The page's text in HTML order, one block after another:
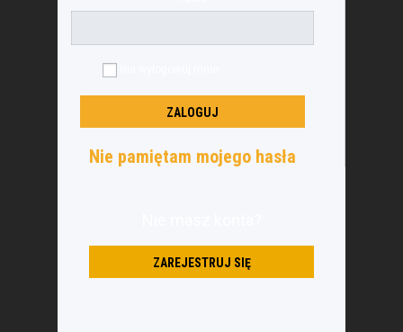
Nie pamiętam mojego hasła
ZAREJESTRUJ SIĘ